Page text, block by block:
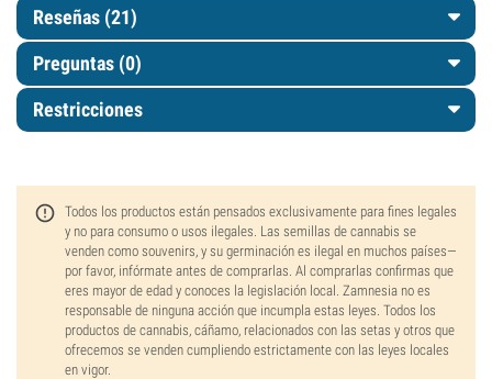
Reseñas (21)
Preguntas (0)
Restricciones
Todos los productos están pensados exclusivamente para fines legales
y no para consumo o usos ilegales. Las semillas de cannabis se
venden como souvenirs, y su germinación es ilegal en muchos países—
por favor, infórmate antes de comprarlas. Al comprarlas confirmas que
eres mayor de edad y conoces la legislación local. Zamnesia no es
responsable de ninguna acción que incumpla estas leyes. Todos los
productos de cannabis, cáñamo, relacionados con las setas y otros que
ofrecemos se venden cumpliendo estrictamente con las leyes locales
en vigor.